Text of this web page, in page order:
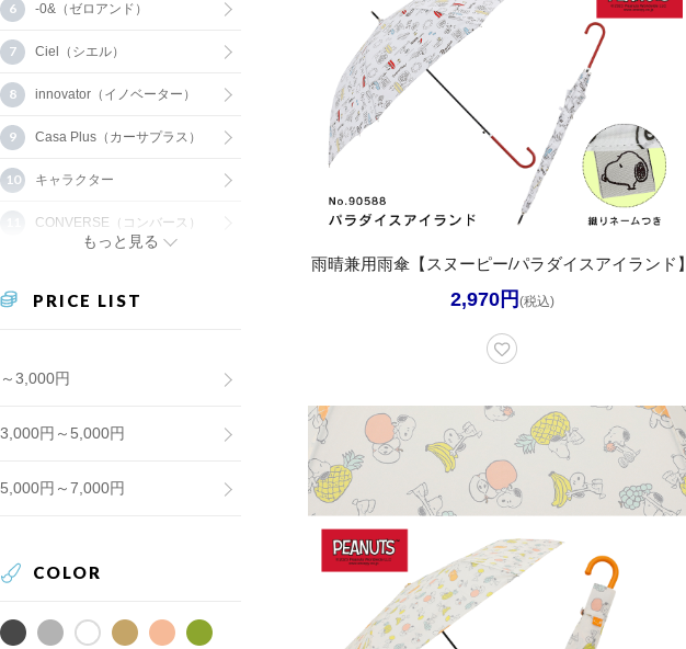
-0&（ゼロアンド）
Ciel（シエル）
innovator（イノベーター）
Casa Plus（カーサプラス）
キャラクター
CONVERSE（コンバース）
もっと見る
PRICE LIST
～3,000円
3,000円～5,000円
5,000円～7,000円
COLOR
雨晴兼用雨傘【スヌーピー/パラダイスアイランド】
2,970円 (税込)